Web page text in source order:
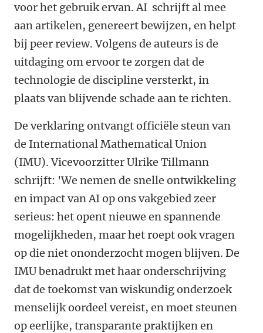
voor het gebruik ervan. AI schrijft al mee
aan artikelen, genereert bewijzen, en helpt
bij peer review. Volgens de auteurs is de
uitdaging om ervoor te zorgen dat de
technologie de discipline versterkt, in
plaats van blijvende schade aan te richten.
De verklaring ontvangt officiële steun van
de International Mathematical Union
(IMU). Vicevoorzitter Ulrike Tillmann
schrijft: 'We nemen de snelle ontwikkeling
en impact van AI op ons vakgebied zeer
serieus: het opent nieuwe en spannende
mogelijkheden, maar het roept ook vragen
op die niet ononderzocht mogen blijven. De
IMU benadrukt met haar onderschrijving
dat de toekomst van wiskundig onderzoek
menselijk oordeel vereist, en moet steunen
op eerlijke, transparante praktijken en